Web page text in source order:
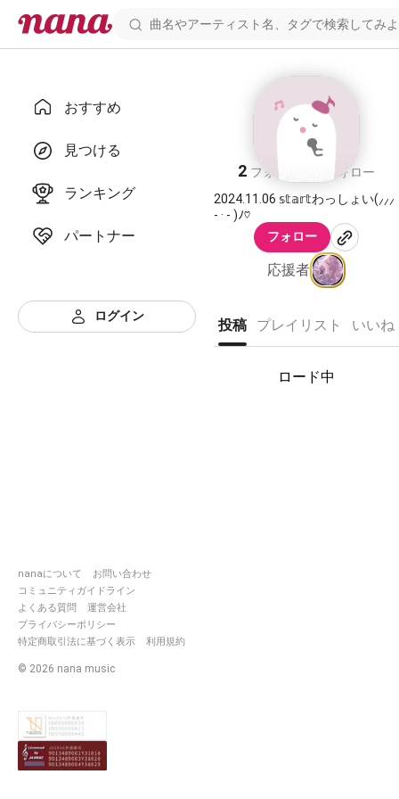
おすすめ
見つける
ランキング
パートナー
ログイン
nanaについて
お問い合わせ
コミュニティガイドライン
よくある質問
運営会社
プライバシーポリシー
特定商取引法に基づく表示
利用規約
© 2026 nana music
うふみ
2 フォロワー
フォロー
2024.11.06 𝕤𝕥𝕒𝕣𝕥わっしょい(⸝⸝⸝
- · - )ﾉ♡
フォロー
応援者
投稿 プレイリスト いいね
ロード中